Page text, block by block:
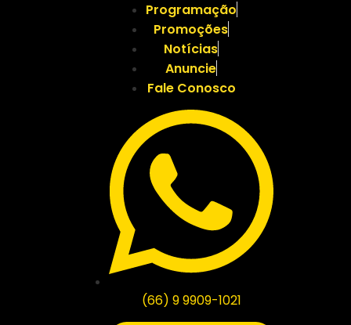
Programação
Promoções
Notícias
Anuncie
Fale Conosco
(66) 9 9909-1021